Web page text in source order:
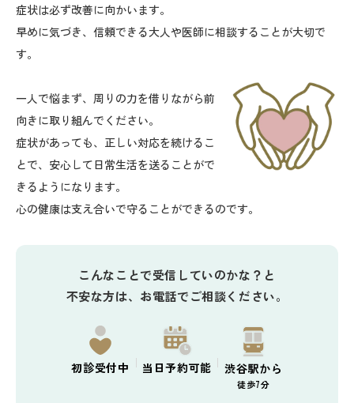
症状は必ず改善に向かいます。
早めに気づき、信頼できる大人や医師に相談することが大切で
す。
一人で悩まず、周りの力を借りながら前
向きに取り組んでください。
症状があっても、正しい対応を続けるこ
とで、安心して日常生活を送ることがで
きるようになります。
心の健康は支え合いで守ることができるのです。
初診受付中 当日予約可能 渋谷駅から
徒歩7分
こんなことで受信していのかな？と
不安な方は、お電話でご相談ください。